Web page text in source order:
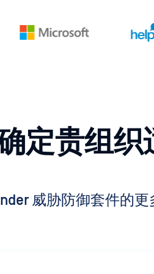
定贵组
威胁防御套件的